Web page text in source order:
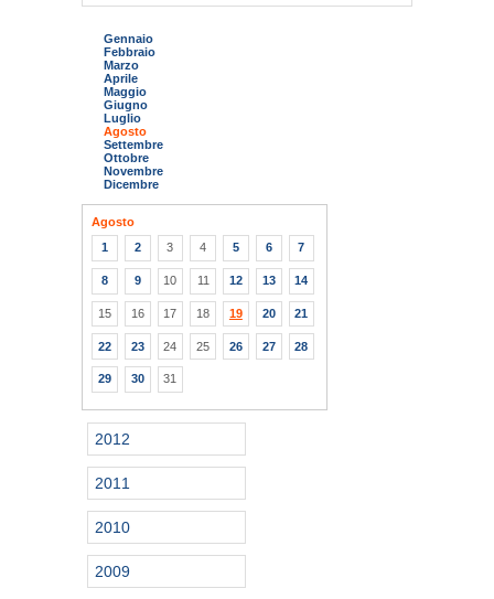
Gennaio
Febbraio
Marzo
Aprile
Maggio
Giugno
Luglio
Agosto
Settembre
Ottobre
Novembre
Dicembre
Agosto
1
2 3 4 5 6 7
8 9 10 11 12 13 14
15 16 17 18 19 20 21
22 23 24 25 26 27 28
29 30 31
2012
2011
2010
2009